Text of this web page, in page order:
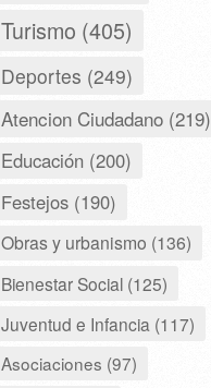
Turismo (405)
Deportes (249)
Atencion Ciudadano (219)
Educación (200)
Festejos (190)
Obras y urbanismo (136)
Bienestar Social (125)
Juventud e Infancia (117)
Asociaciones (97)